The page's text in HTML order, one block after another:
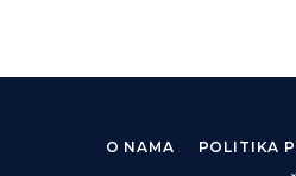
O NAMA
POLITIKA